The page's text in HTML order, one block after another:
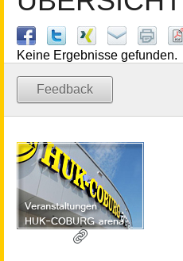
Keine Ergebnisse gefunden.
Feedback